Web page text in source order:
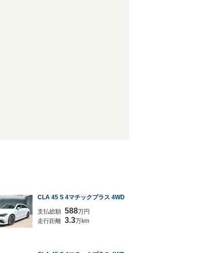
CLA 45 S 4マチックプラス 4WD
支払総額 588万円
走行距離 3.3万km